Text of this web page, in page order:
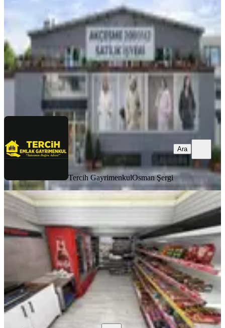
·2100 m²·Düz Giriş (Zemin)
11.04.2026
36.000.000 ₺
Tercih GayrimenkulOsman Şergi
Tercih GayrimenkulOsman Şergi
Ara
Çınar'da Devren Kiralık Cirosu
Merkezefendi, Sırakapılar Mahallesi
121 m²
· 13.07.2026
490.000 ₺
OFFİCE LOT Office Lot